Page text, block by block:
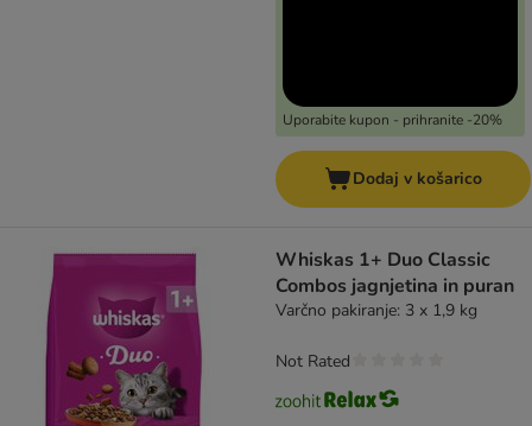
Uporabite kupon - prihranite -20%
Dodaj v košarico
Whiskas 1+ Duo Classic
Combos jagnjetina in puran
Varčno pakiranje: 3 x 1,9 kg
Not Rated